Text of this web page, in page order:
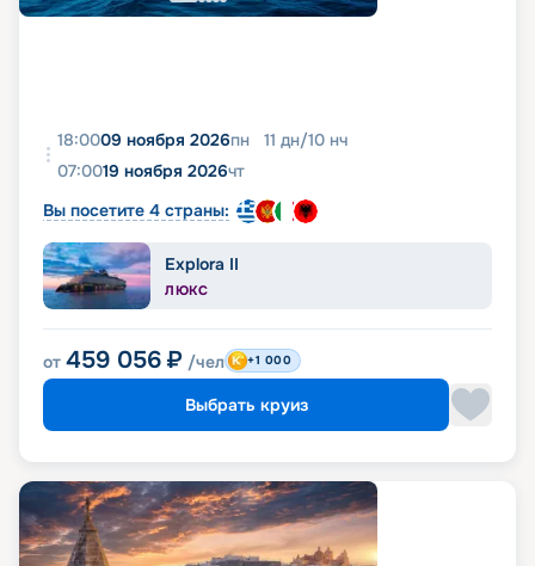
18:0009 ноября 2026пн 11 дн/10 нч
07:0019 ноября 2026чт
Вы посетите 4 страны:
Explora II
ЛЮКС
от 459 056 ₽ /чел +1 000
Выбрать круиз